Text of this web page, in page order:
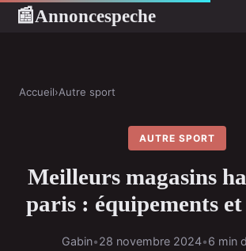
📰Annoncespeche
Accueil›Autre sport
AUTRE SPORT
Meilleurs magasins
paris : équipements et
Gabin•28 novembre 2024•6 min